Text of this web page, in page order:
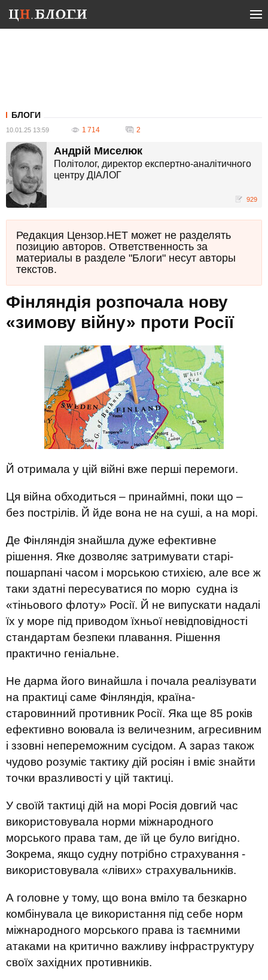
БЛОГИ
10.01.25 13:59 1 714 2
Андрій Миселюк
Політолог, директор експертно-аналітичного
центру ДІАЛОГ
929
Редакция Цензор.НЕТ может не разделять
позицию авторов. Ответственность за
материалы в разделе "Блоги" несут авторы
текстов.
Фінляндія розпочала нову
«зимову війну» проти Росії
Й отримала у цій війні вже перші перемоги.
Ця війна обходиться – принаймні, поки що –
без пострілів. Й йде вона не на суші, а на морі.
Де Фінляндія знайшла дуже ефективне
рішення. Яке дозволяє затримувати старі-
пошарпані часом і морською стихією, але все ж
таки здатні пересуватися по морю судна із
«тіньового флоту» Росії. Й не випускати надалі
їх у море під приводом їхньої невідповідності
стандартам безпеки плавання. Рішення
практично геніальне.
Не дарма його винайшла і почала реалізувати
на практиці саме Фінляндія, країна-
старовинний противник Росії. Яка ще 85 років
ефективно воювала із величезним, агресивним
і ззовні непереможним сусідом. А зараз також
чудово розуміє тактику дій росіян і вміє знайти
точки вразливості у цій тактиці.
У своїй тактиці дій на морі Росія довгий час
використовувала норми міжнародного
морського права там, де їй це було вигідно.
Зокрема, якщо судну потрібно страхування -
використовувала «лівих» страхувальників.
А головне у тому, що вона вміло та безкарно
комбінувала це використання під себе норм
міжнародного морського права із таємними
атаками на критично важливу інфраструктуру
своїх західних противників.